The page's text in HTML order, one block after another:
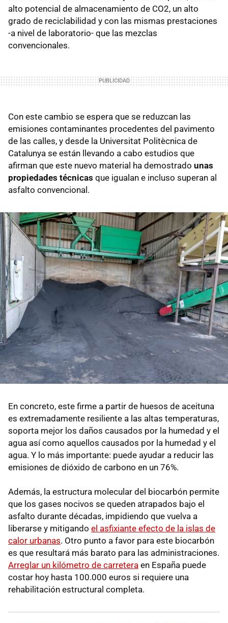
alto potencial de almacenamiento de CO2, un alto
grado de reciclabilidad y con las mismas prestaciones
-a nivel de laboratorio- que las mezclas
convencionales.
Con este cambio se espera que se reduzcan las
emisiones contaminantes procedentes del pavimento
de las calles, y desde la Universitat Politècnica de
Catalunya se están llevando a cabo estudios que
afirman que este nuevo material ha demostrado unas
propiedades técnicas que igualan e incluso superan al
asfalto convencional.
En concreto, este firme a partir de huesos de aceituna
es extremadamente resiliente a las altas temperaturas,
soporta mejor los daños causados por la humedad y el
agua así como aquellos causados por la humedad y el
agua. Y lo más importante: puede ayudar a reducir las
emisiones de dióxido de carbono en un 76%.
Además, la estructura molecular del biocarbón permite
que los gases nocivos se queden atrapados bajo el
asfalto durante décadas, impidiendo que vuelva a
liberarse y mitigando el asfixiante efecto de la islas de
calor urbanas. Otro punto a favor para este biocarbón
es que resultará más barato para las administraciones.
Arreglar un kilómetro de carretera en España puede
costar hoy hasta 100.000 euros si requiere una
rehabilitación estructural completa.